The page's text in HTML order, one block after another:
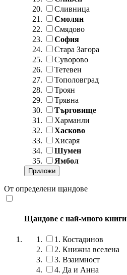
Сливница
Смолян
Смядово
София
Стара Загора
Суворово
Тетевен
Тополовград
Троян
Трявна
Търговище
Харманли
Хасково
Хисаря
Шумен
Ямбол
От определени щандове
Щандове с най-много книги
1. Костадинов
2. Книжна вселена
3. Взаимност
4. Да и Анна